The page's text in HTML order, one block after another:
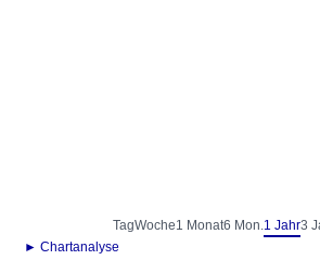
TagWoche1 Monat6 Mon.1 Jahr3
► Chartanalyse